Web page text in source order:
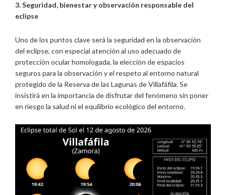
3. Seguridad, bienestar y observación responsable del
eclipse
Uno de los puntos clave será la seguridad en la observación
del eclipse, con especial atención al uso adecuado de
protección ocular homologada, la elección de espacios
seguros para la observación y el respeto al entorno natural
protegido de la Reserva de las Lagunas de Villafáfila. Se
insistirá en la importancia de disfrutar del fenómeno sin poner
en riesgo la salud ni el equilibrio ecológico del entorno.